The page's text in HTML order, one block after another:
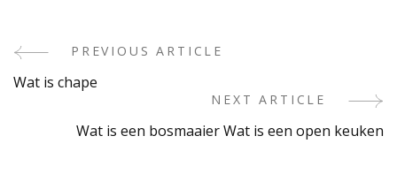
Post
Navigation
PREVIOUS ARTICLE
Wat is chape
NEXT ARTICLE
Wat is een bosmaaier Wat is een open keuken